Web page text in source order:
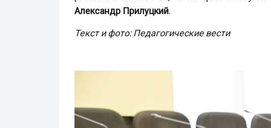
Александр Прилуцкий.
Текст и фото: Педагогические вести